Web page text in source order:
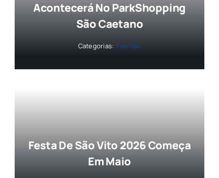
Acontecerá No ParkShopping
São Caetano
Categorias: Eventos
Festa De São Vito 2026 Começa
Em Maio